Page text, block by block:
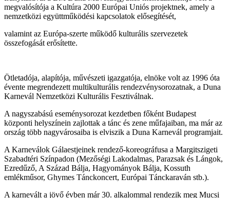
megvalósítója a Kultúra 2000 Európai Uniós projektnek, amely a
nemzetközi együttműködési kapcsolatok elősegítését,
valamint az Európa-szerte működő kulturális szervezetek
összefogását erősítette.
Ötletadója, alapítója, művészeti igazgatója, elnöke volt az 1996 óta
évente megrendezett multikulturális rendezvénysorozatnak, a Duna
Karnevál Nemzetközi Kulturális Fesztiválnak.
A nagyszabású eseménysorozat kezdetben főként Budapest
központi helyszínein zajlottak a tánc és zene műfajaiban, ma már az
ország több nagyvárosaiba is elviszik a Duna Karnevál programjait.
A Karneválok Gálaestjeinek rendező-koreográfusa a Margitszigeti
Szabadtéri Színpadon (Mezőségi Lakodalmas, Parazsak és Lángok,
Ezredűző, A Század Bálja, Hagyományok Bálja, Kossuth
emlékműsor, Ghymes Tánckoncert, Európai Tánckaraván stb.).
A karnevált a jövő évben már 30. alkalommal rendezik meg Mucsi